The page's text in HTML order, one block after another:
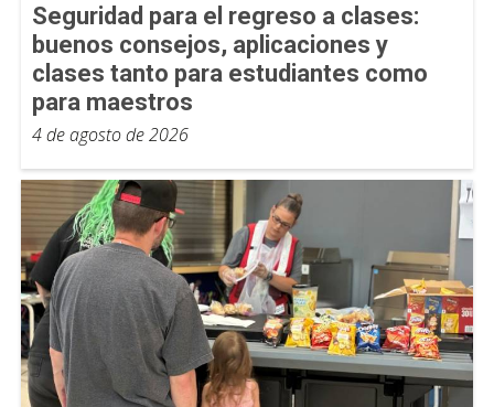
Seguridad para el regreso a clases:
buenos consejos, aplicaciones y
clases tanto para estudiantes como
para maestros
4 de agosto de 2026